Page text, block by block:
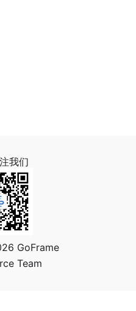
我们
GoFrame
Team